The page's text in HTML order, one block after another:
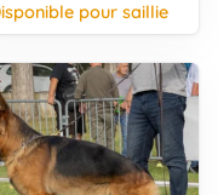
disponible pour saillie